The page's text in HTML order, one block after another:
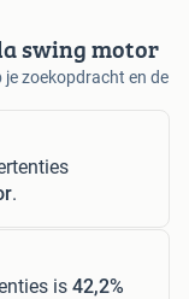
swing motor
zoekopdracht en de
.
is 42,2%